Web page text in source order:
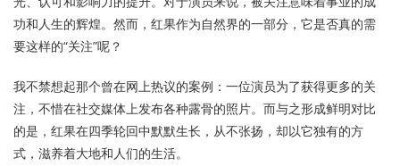
功和人生的辉煌。然而，红果作为自然界的一部分，它是否真的需
要这样的“关注”呢？
我不禁想起那个曾在网上热议的案例：一位演员为了获得更多的关
注，不惜在社交媒体上发布各种露骨的照片。而与之形成鲜明对比
的是，红果在四季轮回中默默生长，从不张扬，却以它独有的方
式，滋养着大地和人们的生活。